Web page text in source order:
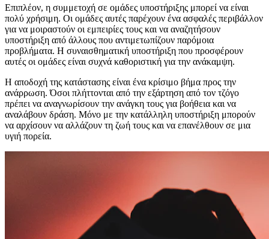
Επιπλέον, η συμμετοχή σε ομάδες υποστήριξης μπορεί να είναι
πολύ χρήσιμη. Οι ομάδες αυτές παρέχουν ένα ασφαλές περιβάλλον
για να μοιραστούν οι εμπειρίες τους και να αναζητήσουν
υποστήριξη από άλλους που αντιμετωπίζουν παρόμοια
προβλήματα. Η συναισθηματική υποστήριξη που προσφέρουν
αυτές οι ομάδες είναι συχνά καθοριστική για την ανάκαμψη.
Η αποδοχή της κατάστασης είναι ένα κρίσιμο βήμα προς την
ανάρρωση. Όσοι πλήττονται από την εξάρτηση από τον τζόγο
πρέπει να αναγνωρίσουν την ανάγκη τους για βοήθεια και να
αναλάβουν δράση. Μόνο με την κατάλληλη υποστήριξη μπορούν
να αρχίσουν να αλλάζουν τη ζωή τους και να επανέλθουν σε μια
υγιή πορεία.